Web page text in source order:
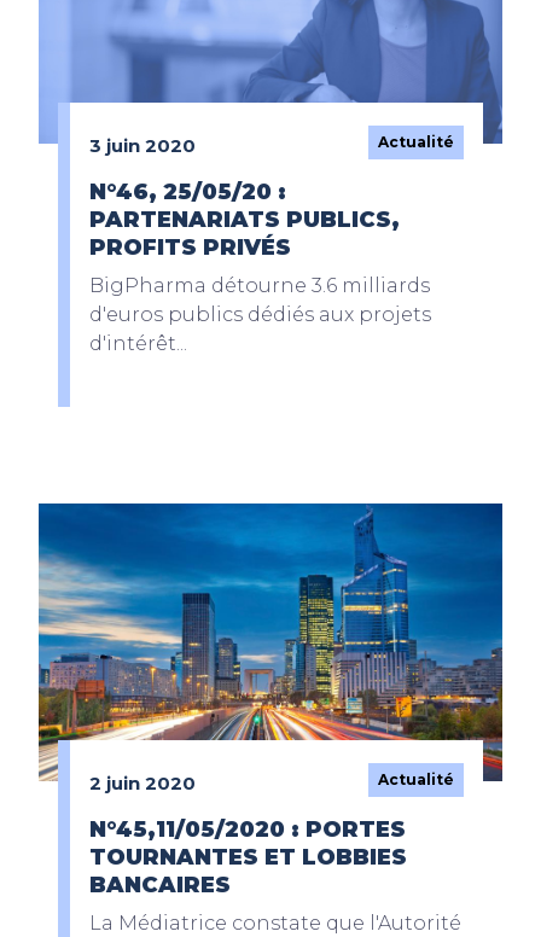
3 juin 2020 Actualité
N°46, 25/05/20 :
PARTENARIATS PUBLICS,
PROFITS PRIVÉS
BigPharma détourne 3.6 milliards
d'euros publics dédiés aux projets
d'intérêt...
2 juin 2020 Actualité
N°45,11/05/2020 : PORTES
TOURNANTES ET LOBBIES
BANCAIRES
La Médiatrice constate que l'Autorité